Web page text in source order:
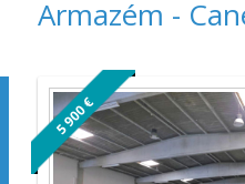
Armazém -
5 900 €